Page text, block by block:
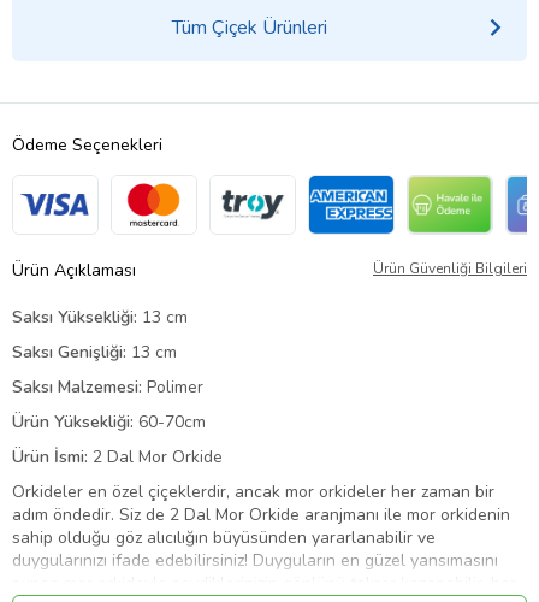
Tüm Çiçek Ürünleri
Ödeme Seçenekleri
Ürün Açıklaması Ürün Güvenliği Bilgileri
Saksı Yüksekliği: 13 cm
Saksı Genişliği: 13 cm
Saksı Malzemesi: Polimer
Ürün Yüksekliği: 60-70cm
Ürün İsmi: 2 Dal Mor Orkide
Orkideler en özel çiçeklerdir, ancak mor orkideler her zaman bir
adım öndedir. Siz de 2 Dal Mor Orkide aranjmanı ile mor orkidenin
sahip olduğu göz alıcılığın büyüsünden yararlanabilir ve
duygularınızı ifade edebilirsiniz! Duyguların en güzel yansımasını